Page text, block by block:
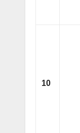
10